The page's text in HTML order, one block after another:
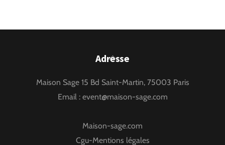
Back
Top
Adresse
Maison Sage 15 Bd Saint-Martin, 75003 Paris
Email : event@maison-sage.com
Maison-sage.com
Cgu-Mentions légales